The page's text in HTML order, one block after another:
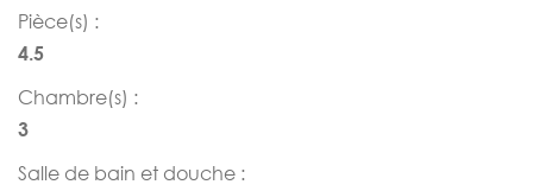
Pièce(s) :
4.5
Chambre(s) :
3
Salle de bain et douche :